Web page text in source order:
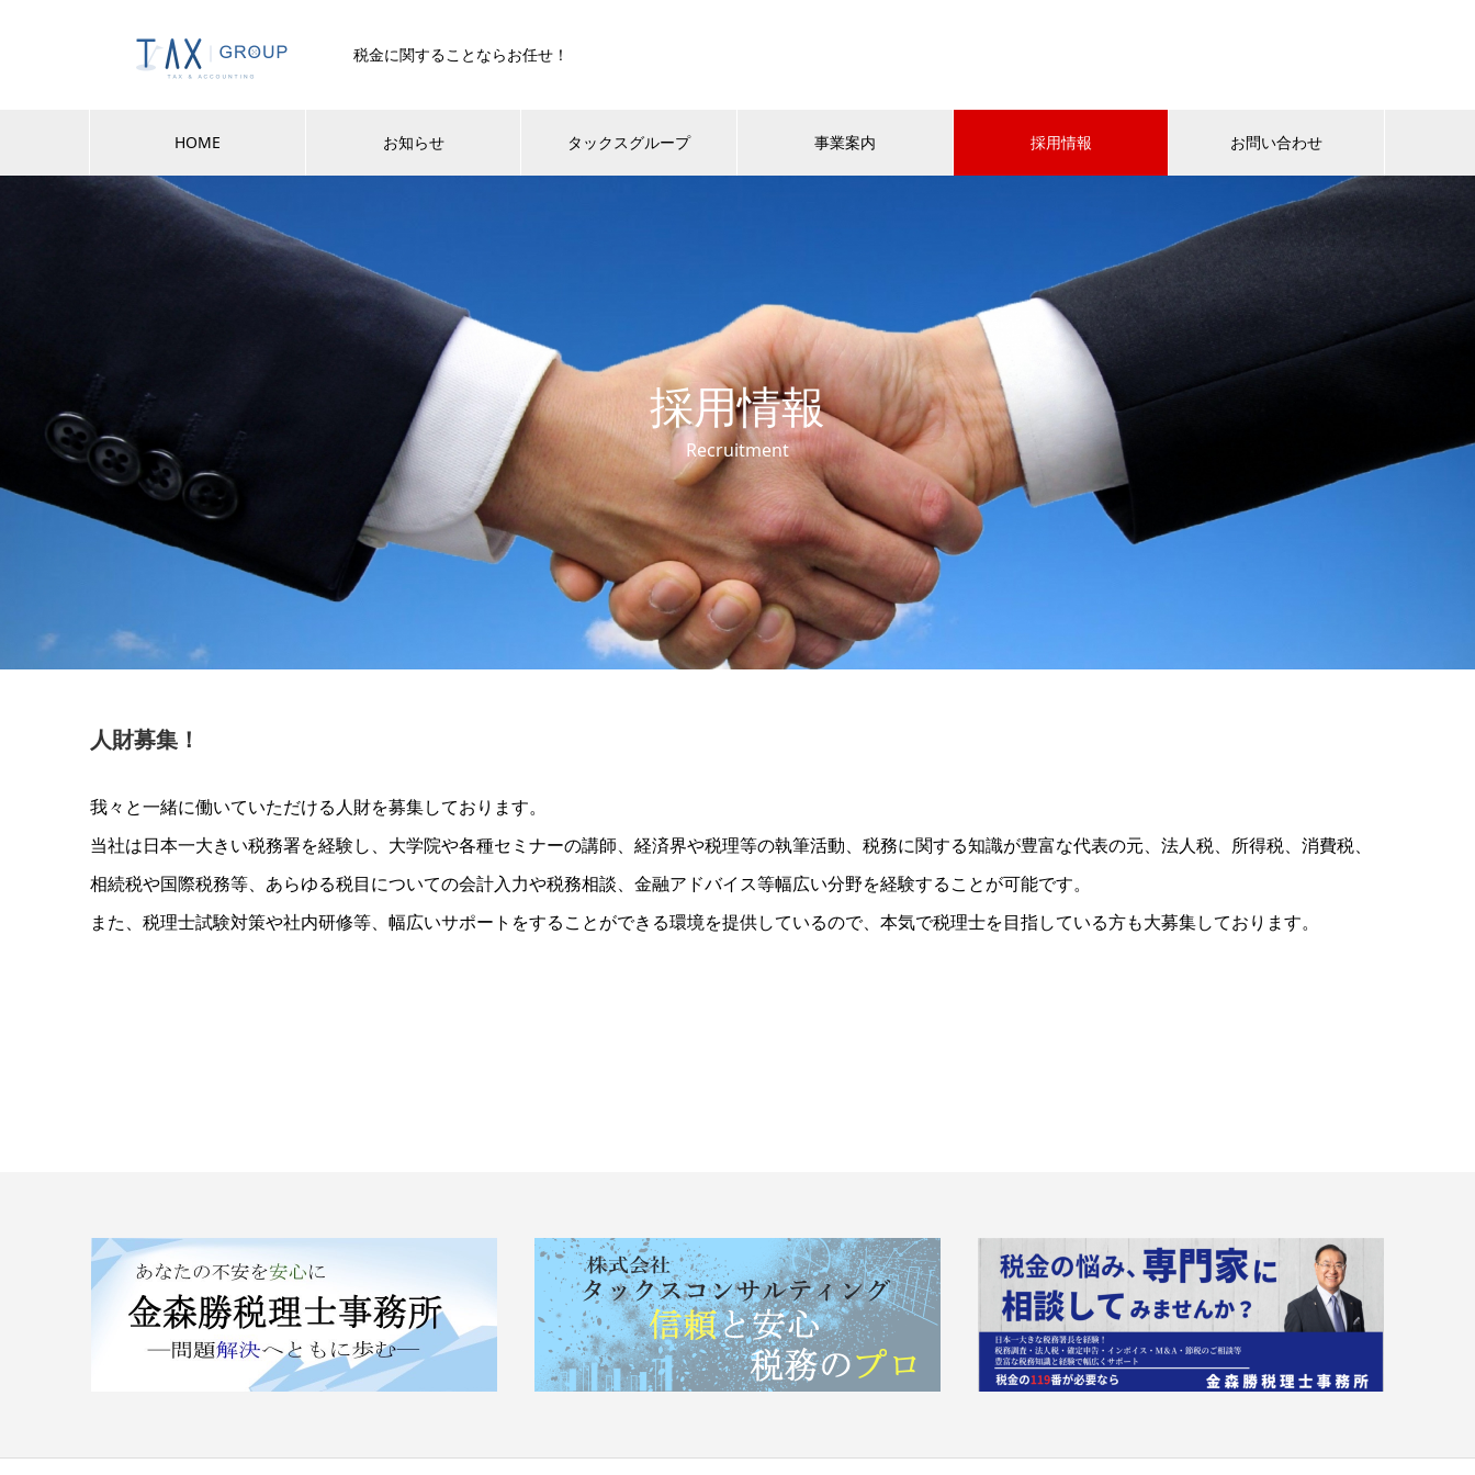
税金に関することならお任せ！
HOME お知らせ タックスグループ 事業案内 採用情報 お問い合わせ
採用情報
Recruitment
人財募集！
我々と一緒に働いていただける人財を募集しております。
当社は日本一大きい税務署を経験し、大学院や各種セミナーの講師、経済界や税理等の執筆活動、税務に関する知識が豊富な代表の元、法人税、所得税、消費税、
相続税や国際税務等、あらゆる税目についての会計入力や税務相談、金融アドバイス等幅広い分野を経験することが可能です。
また、税理士試験対策や社内研修等、幅広いサポートをすることができる環境を提供しているので、本気で税理士を目指している方も大募集しております。